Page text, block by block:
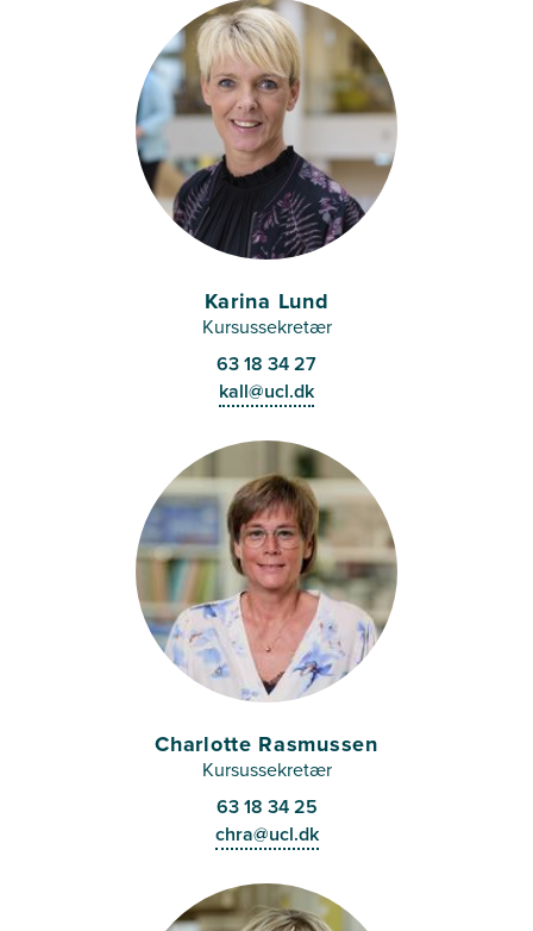
Karina Lund
Kursussekretær
63 18 34 27
kall@ucl.dk
Charlotte Rasmussen
Kursussekretær
63 18 34 25
chra@ucl.dk